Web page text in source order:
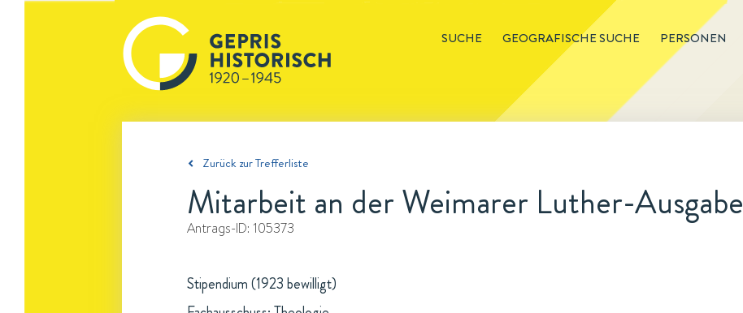
SUCHE GEOGRAFISCHE SUCHE PERSONEN
Zurück zur Trefferliste
Mitarbeit an der Weimarer Luther-Ausgabe
Antrags-ID: 105373
Stipendium (1923 bewilligt)